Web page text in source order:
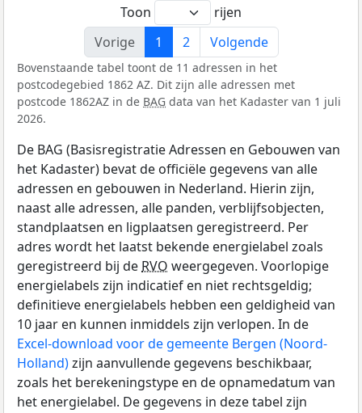
Toon
rijen
Vorige
1 2 Volgende
Bovenstaande tabel toont de 11 adressen in het
postcodegebied 1862 AZ. Dit zijn alle adressen met
postcode 1862AZ in de BAG data van het Kadaster van 1 juli
2026.
De BAG (Basisregistratie Adressen en Gebouwen van
het Kadaster) bevat de officiële gegevens van alle
adressen en gebouwen in Nederland. Hierin zijn,
naast alle adressen, alle panden, verblijfsobjecten,
standplaatsen en ligplaatsen geregistreerd. Per
adres wordt het laatst bekende energielabel zoals
geregistreerd bij de RVO weergegeven. Voorlopige
energielabels zijn indicatief en niet rechtsgeldig;
definitieve energielabels hebben een geldigheid van
10 jaar en kunnen inmiddels zijn verlopen. In de
Excel-download voor de gemeente Bergen (Noord-
Holland)zijn aanvullende gegevens beschikbaar,
zoals het berekeningstype en de opnamedatum van
het energielabel. De gegevens in deze tabel zijn